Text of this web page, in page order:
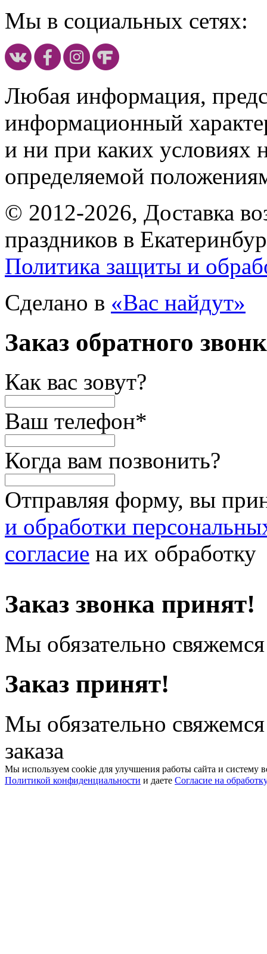
Мы в социальных сетях:
Любая информация,
информационный
и ни при каких условиях
определяемой
© 2012-2026, Доставка
праздников в
Политика защиты и
Сделано в «Вас найдут»
Заказ обратного
Как вас зовут?
Ваш телефон*
Когда вам позвонить?
Отправляя форму, вы
и обработки
согласие на их обработку
Заказ звонка принят!
Мы обязательно
Заказ принят!
Мы обязательно
заказа
Мы используем cookie для улучшения работы сайта и систему
Политикой конфиденциальности и даете Согласие на